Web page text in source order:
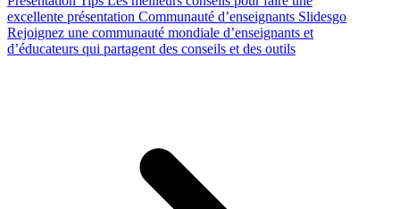
excellente présentation Communauté d’enseignants Slidesgo
Rejoignez une communauté mondiale d’enseignants et
d’éducateurs qui partagent des conseils et des outils